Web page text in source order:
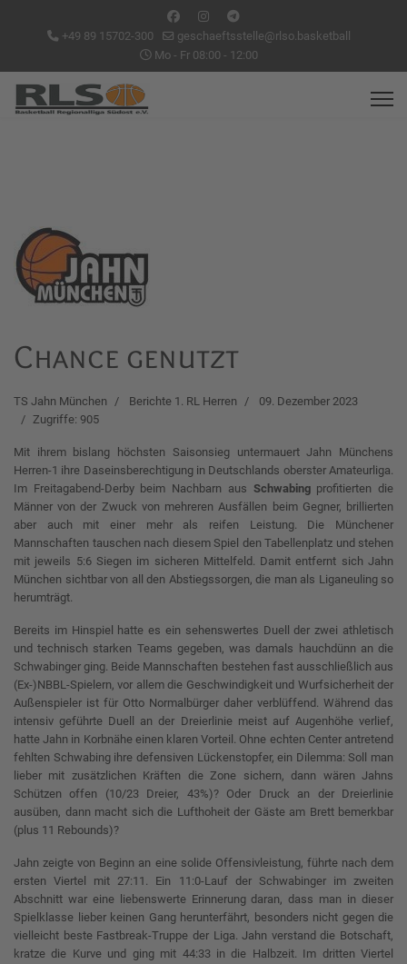
+49 89 15702-300
geschaeftsstelle@rlso.basketball
Mo - Fr 08:00 - 12:00
Chance genutzt
TS Jahn München Berichte 1. RL Herren
09. Dezember 2023
Zugriffe: 905
Mit ihrem bislang höchsten Saisonsieg untermauert Jahn Münchens
Herren-1 ihre Daseinsberechtigung in Deutschlands oberster Amateurliga.
Im Freitagabend-Derby beim Nachbarn aus Schwabingprofitierten die
Männer von der Zwuck von mehreren Ausfällen beim Gegner, brillierten
aber auch mit einer mehr als reifen Leistung. Die Münchener
Mannschaften tauschen nach diesem Spiel den Tabellenplatz und stehen
mit jeweils 5:6 Siegen im sicheren Mittelfeld. Damit entfernt sich Jahn
München sichtbar von all den Abstiegssorgen, die man als Liganeuling so
herumträgt.
Bereits im Hinspiel hatte es ein sehenswertes Duell der zwei athletisch
und technisch starken Teams gegeben, was damals hauchdünn an die
Schwabinger ging. Beide Mannschaften bestehen fast ausschließlich aus
(Ex-)NBBL-Spielern, vor allem die Geschwindigkeit und Wurfsicherheit der
Außenspieler ist für Otto Normalbürger daher verblüffend. Während das
intensiv geführte Duell an der Dreierlinie meist auf Augenhöhe verlief,
hatte Jahn in Korbnähe einen klaren Vorteil. Ohne echten Center antretend
fehlten Schwabing ihre defensiven Lückenstopfer, ein Dilemma: Soll man
lieber mit zusätzlichen Kräften die Zone sichern, dann wären Jahns
Schützen offen (10/23 Dreier, 43%)? Oder Druck an der Dreierlinie
ausüben, dann macht sich die Lufthoheit der Gäste am Brett bemerkbar
(plus 11 Rebounds)?
Jahn zeigte von Beginn an eine solide Offensivleistung, führte nach dem
ersten Viertel mit 27:11. Ein 11:0-Lauf der Schwabinger im zweiten
Abschnitt war eine liebenswerte Erinnerung daran, dass man in dieser
Spielklasse lieber keinen Gang herunterfährt, besonders nicht gegen die
vielleicht beste Fastbreak-Truppe der Liga. Jahn verstand die Botschaft,
kratze die Kurve und ging mit 44:33 in die Halbzeit. Im dritten Viertel